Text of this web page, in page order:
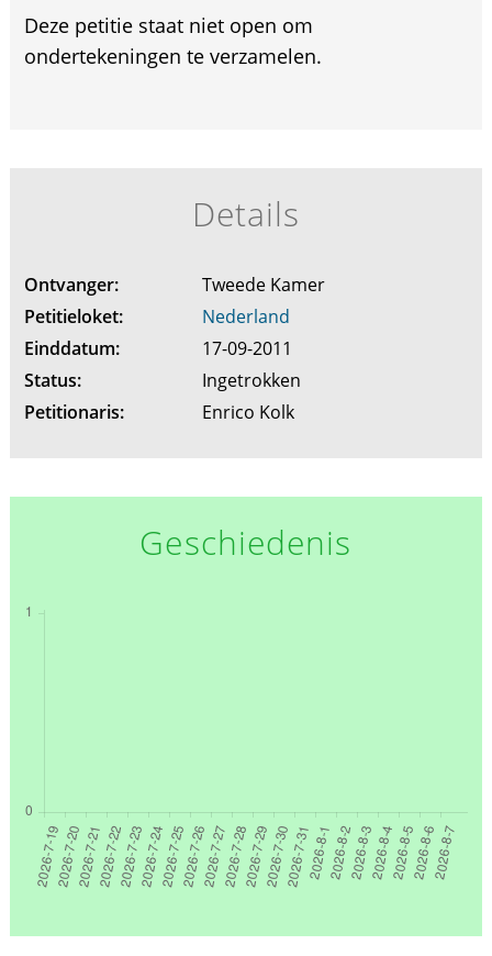
Deze petitie staat niet open om
ondertekeningen te verzamelen.
Details
Ontvanger:
Tweede Kamer
Petitieloket:
Nederland
Einddatum:
17-09-2011
Status:
Ingetrokken
Petitionaris:
Enrico Kolk
Geschiedenis